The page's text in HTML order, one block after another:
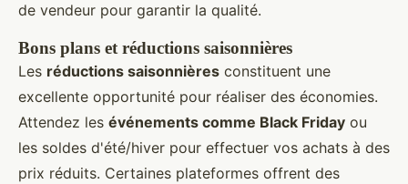
de vendeur pour garantir la qualité.
Bons plans et réductions saisonnières
Les réductions saisonnières constituent une
excellente opportunité pour réaliser des économies.
Attendez les événements comme Black Friday ou
les soldes d'été/hiver pour effectuer vos achats à des
prix réduits. Certaines plateformes offrent des